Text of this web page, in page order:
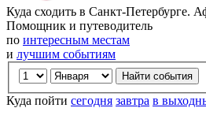
Куда сходить в Санкт-Петербурге.
Помощник и путеводитель
по интересным местам
и лучшим событиям
Куда пойти сегодня завтра в